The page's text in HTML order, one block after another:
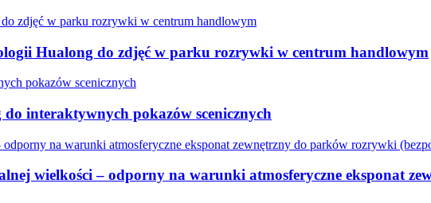
Hualong do zdjęć w parku rozrywki w centrum handlowym
interaktywnych pokazów scenicznych
wielkości – odporny na warunki atmosferyczne eksponat